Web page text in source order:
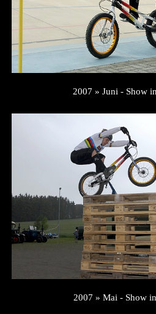
2007 » Juni - Show
2007 » Mai - Show